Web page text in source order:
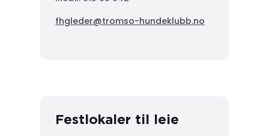
fhgleder@tromso-hundeklubb.no
Festlokaler til leie